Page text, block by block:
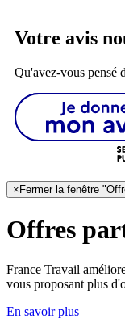
Votre avis
Qu'avez-vous pensé
×Fermer la fenêtre
Offres
France Travail
vous proposant plus
En savoir plus